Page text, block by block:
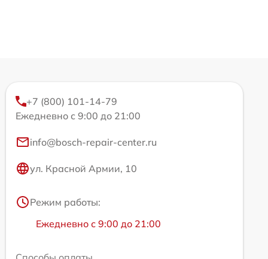
+7 (800) 101-14-79
Ежедневно с 9:00 до 21:00
info@bosch-repair-center.ru
ул. Красной Армии, 10
Режим работы:
Ежедневно с 9:00 до 21:00